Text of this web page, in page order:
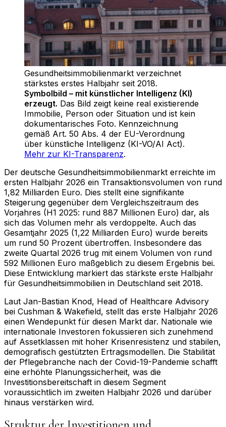
Gesundheitsimmobilienmarkt verzeichnet
stärkstes erstes Halbjahr seit 2018.
Symbolbild – mit künstlicher Intelligenz (KI)
erzeugt. Das Bild zeigt keine real existierende
Immobilie, Person oder Situation und ist kein
dokumentarisches Foto. Kennzeichnung
gemäß Art. 50 Abs. 4 der EU-Verordnung
über künstliche Intelligenz (KI-VO/AI Act).
Mehr zur KI-Transparenz.
Der deutsche Gesundheitsimmobilienmarkt erreichte im
ersten Halbjahr 2026 ein Transaktionsvolumen von rund
1,82 Milliarden Euro. Dies stellt eine signifikante
Steigerung gegenüber dem Vergleichszeitraum des
Vorjahres (H1 2025: rund 887 Millionen Euro) dar, als
sich das Volumen mehr als verdoppelte. Auch das
Gesamtjahr 2025 (1,22 Milliarden Euro) wurde bereits
um rund 50 Prozent übertroffen. Insbesondere das
zweite Quartal 2026 trug mit einem Volumen von rund
592 Millionen Euro maßgeblich zu diesem Ergebnis bei.
Diese Entwicklung markiert das stärkste erste Halbjahr
für Gesundheitsimmobilien in Deutschland seit 2018.
Laut Jan-Bastian Knod, Head of Healthcare Advisory
bei Cushman & Wakefield, stellt das erste Halbjahr 2026
einen Wendepunkt für diesen Markt dar. Nationale wie
internationale Investoren fokussieren sich zunehmend
auf Assetklassen mit hoher Krisenresistenz und stabilen,
demografisch gestützten Ertragsmodellen. Die Stabilität
der Pflegebranche nach der Covid-19-Pandemie schafft
eine erhöhte Planungssicherheit, was die
Investitionsbereitschaft in diesem Segment
voraussichtlich im zweiten Halbjahr 2026 und darüber
hinaus verstärken wird.